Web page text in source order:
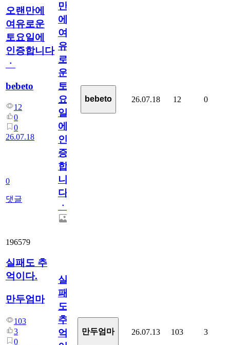
오랜만에
여유로운
토요일에
인증합니다
ㆍ
bebeto
12
0
0
26.07.18
0
댓글
만
에
여
유
로
운
토
요
일
에
인
증
합
니
다
ㆍ
bebeto 26.07.18 12 0
196579
실패도 추
억이다.
만두엄마
103
3
0
실
패
도
추
억
만두엄마 26.07.13 103 3